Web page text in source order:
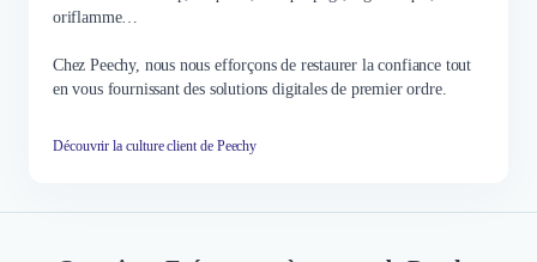
oriflamme…
Chez Peechy, nous nous efforçons de restaurer la confiance tout
en vous fournissant des solutions digitales de premier ordre.
Découvrir la culture client de Peechy